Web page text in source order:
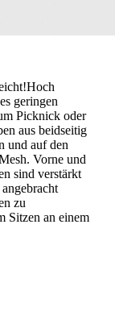
geringen
Picknick oder
aus beidseitig
und auf den
Vorne und
sind verstärkt
zu
Sitzen an einem